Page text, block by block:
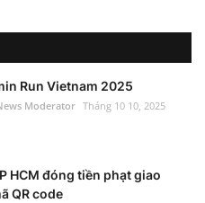
Run Vietnam 2025
Moderator Tháng 10 10, 2025
HCM đóng tiền phạt giao
QR code